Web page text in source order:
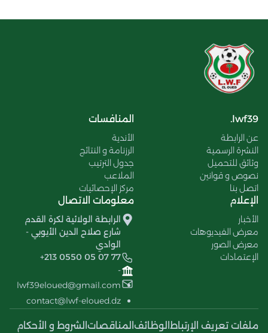
lwf39.
عن الرابطة
النشرة الرسمية
وثائق للتحميل
نصوص و قوانين
اتصل بنا
المنافسات
الأندية
الرزنامة و النتائج
جدول الترتيب
الملاعب
مركز الإحصائيات
الإعلام
الأخبار
معرض الفيديوهات
معرض الصور
الإعتمادات
معلومات الاتصال
الرابطة الولائية لكرة القدم
شارع صلاح الدين الأيوبي -
الوادي
+213 0550 05 07 77
-
lwf39eloued@gmail.com
contact@lwf-eloued.dz
ملفات تعريف الإرتباط الوظائف المناقصات الشروط و الأحكام